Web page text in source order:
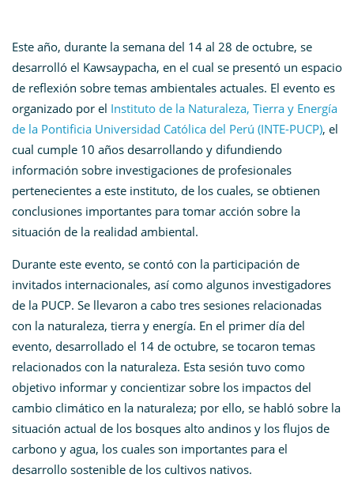
Este año, durante la semana del 14 al 28 de octubre, se
desarrolló el Kawsaypacha, en el cual se presentó un espacio
de reflexión sobre temas ambientales actuales. El evento es
organizado por el Instituto de la Naturaleza, Tierra y Energía
de la Pontificia Universidad Católica del Perú (INTE-PUCP), el
cual cumple 10 años desarrollando y difundiendo
información sobre investigaciones de profesionales
pertenecientes a este instituto, de los cuales, se obtienen
conclusiones importantes para tomar acción sobre la
situación de la realidad ambiental.
Durante este evento, se contó con la participación de
invitados internacionales, así como algunos investigadores
de la PUCP. Se llevaron a cabo tres sesiones relacionadas
con la naturaleza, tierra y energía. En el primer día del
evento, desarrollado el 14 de octubre, se tocaron temas
relacionados con la naturaleza. Esta sesión tuvo como
objetivo informar y concientizar sobre los impactos del
cambio climático en la naturaleza; por ello, se habló sobre la
situación actual de los bosques alto andinos y los flujos de
carbono y agua, los cuales son importantes para el
desarrollo sostenible de los cultivos nativos.